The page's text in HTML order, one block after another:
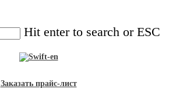
Hit enter to search or ESC
Заказать прайс-лист